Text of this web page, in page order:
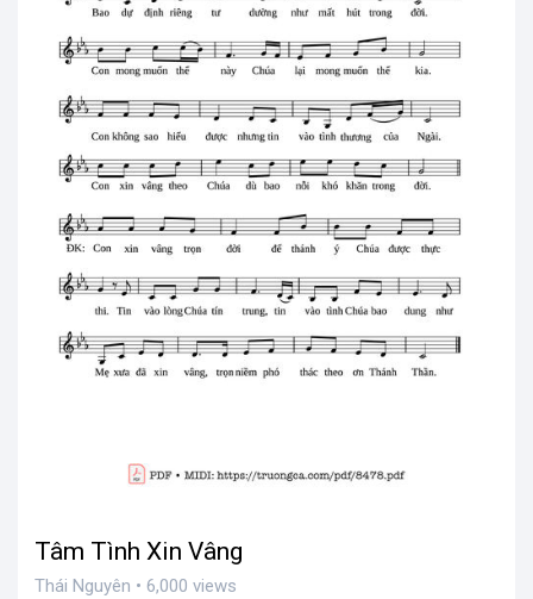
Tâm Tình Xin Vâng
Thái Nguyên • 6,000 views